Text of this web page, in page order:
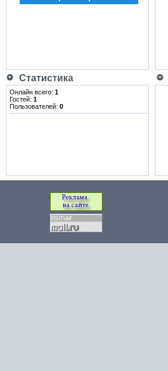
Статистика
Онлайн всего: 1
Гостей: 1
Пользователей: 0